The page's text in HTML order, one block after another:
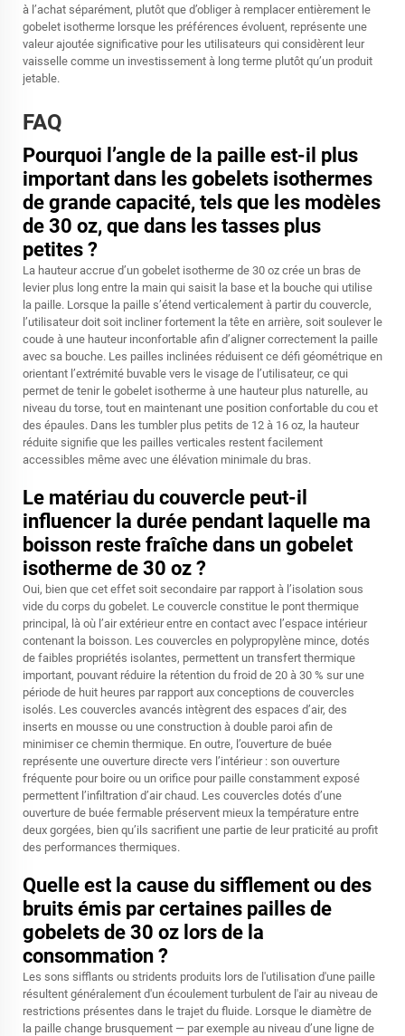
à l’achat séparément, plutôt que d’obliger à remplacer entièrement le
gobelet isotherme lorsque les préférences évoluent, représente une
valeur ajoutée significative pour les utilisateurs qui considèrent leur
vaisselle comme un investissement à long terme plutôt qu’un produit
jetable.
FAQ
Pourquoi l’angle de la paille est-il plus
important dans les gobelets isothermes
de grande capacité, tels que les modèles
de 30 oz, que dans les tasses plus
petites ?
La hauteur accrue d’un gobelet isotherme de 30 oz crée un bras de
levier plus long entre la main qui saisit la base et la bouche qui utilise
la paille. Lorsque la paille s’étend verticalement à partir du couvercle,
l’utilisateur doit soit incliner fortement la tête en arrière, soit soulever le
coude à une hauteur inconfortable afin d’aligner correctement la paille
avec sa bouche. Les pailles inclinées réduisent ce défi géométrique en
orientant l’extrémité buvable vers le visage de l’utilisateur, ce qui
permet de tenir le gobelet isotherme à une hauteur plus naturelle, au
niveau du torse, tout en maintenant une position confortable du cou et
des épaules. Dans les tumbler plus petits de 12 à 16 oz, la hauteur
réduite signifie que les pailles verticales restent facilement
accessibles même avec une élévation minimale du bras.
Le matériau du couvercle peut-il
influencer la durée pendant laquelle ma
boisson reste fraîche dans un gobelet
isotherme de 30 oz ?
Oui, bien que cet effet soit secondaire par rapport à l’isolation sous
vide du corps du gobelet. Le couvercle constitue le pont thermique
principal, là où l’air extérieur entre en contact avec l’espace intérieur
contenant la boisson. Les couvercles en polypropylène mince, dotés
de faibles propriétés isolantes, permettent un transfert thermique
important, pouvant réduire la rétention du froid de 20 à 30 % sur une
période de huit heures par rapport aux conceptions de couvercles
isolés. Les couvercles avancés intègrent des espaces d’air, des
inserts en mousse ou une construction à double paroi afin de
minimiser ce chemin thermique. En outre, l’ouverture de buée
représente une ouverture directe vers l’intérieur : son ouverture
fréquente pour boire ou un orifice pour paille constamment exposé
permettent l’infiltration d’air chaud. Les couvercles dotés d’une
ouverture de buée fermable préservent mieux la température entre
deux gorgées, bien qu’ils sacrifient une partie de leur praticité au profit
des performances thermiques.
Quelle est la cause du sifflement ou des
bruits émis par certaines pailles de
gobelets de 30 oz lors de la
consommation ?
Les sons sifflants ou stridents produits lors de l'utilisation d'une paille
résultent généralement d'un écoulement turbulent de l'air au niveau de
restrictions présentes dans le trajet du fluide. Lorsque le diamètre de
la paille change brusquement — par exemple au niveau d’une ligne de